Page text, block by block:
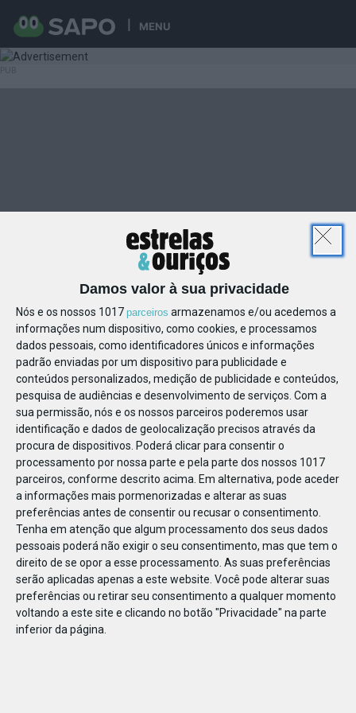
MENU
Damos valor à sua privacidade
Nós e os nossos 1017 parceiros armazenamos e/ou acedemos a
informações num dispositivo, como cookies, e processamos
dados pessoais, como identificadores únicos e informações
padrão enviadas por um dispositivo para publicidade e
conteúdos personalizados, medição de publicidade e conteúdos,
pesquisa de audiências e desenvolvimento de serviços. Com a
sua permissão, nós e os nossos parceiros poderemos usar
identificação e dados de geolocalização precisos através da
procura de dispositivos. Poderá clicar para consentir o
processamento por nossa parte e pela parte dos nossos 1017
parceiros, conforme descrito acima. Em alternativa, pode aceder
a informações mais pormenorizadas e alterar as suas
preferências antes de consentir ou recusar o consentimento.
Tenha em atenção que algum processamento dos seus dados
pessoais poderá não exigir o seu consentimento, mas que tem o
direito de se opor a esse processamento. As suas preferências
serão aplicadas apenas a este website. Você pode alterar suas
preferências ou retirar seu consentimento a qualquer momento
voltando a este site e clicando no botão "Privacidade" na parte
inferior da página.
86970256355719